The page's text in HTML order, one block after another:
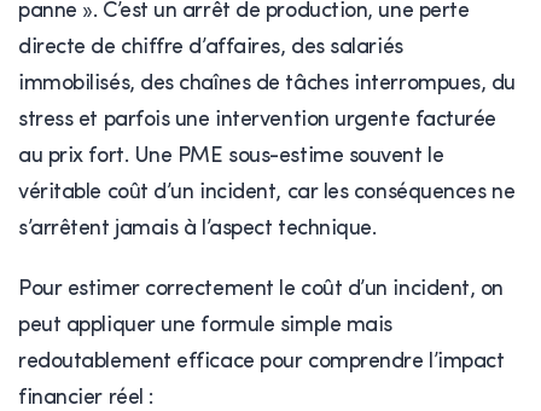
panne ». C’est un arrêt de production, une perte
directe de chiffre d’affaires, des salariés
immobilisés, des chaînes de tâches interrompues, du
stress et parfois une intervention urgente facturée
au prix fort. Une PME sous-estime souvent le
véritable coût d’un incident, car les conséquences ne
s’arrêtent jamais à l’aspect technique.
Pour estimer correctement le coût d’un incident, on
peut appliquer une formule simple mais
redoutablement efficace pour comprendre l’impact
financier réel :